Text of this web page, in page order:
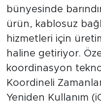
bünyesinde
ürün, kablosuz
hizmetleri için
haline getiriyor.
koordinasyon
Koordineli
Yeniden Kullanım